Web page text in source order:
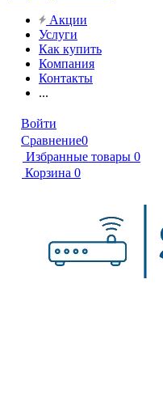
Акции
Услуги
Как купить
Компания
Контакты
...
Войти
Сравнение0
Избранные товары 0
Корзина 0